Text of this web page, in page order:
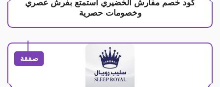
كود خصم مفارش الخضيري استمتع بفرش عصري
وخصومات حصرية
صفقة